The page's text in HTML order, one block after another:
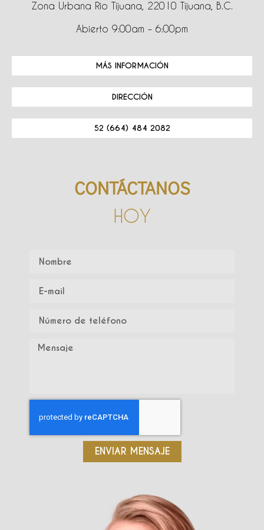
Zona Urbana Rio Tijuana, 22010 Tijuana, B.C.
Abierto 9:00am – 6:00pm
MÁS INFORMACIÓN
DIRECCIÓN
52 (664) 484 2082
CONTÁCTANOS
HOY
ENVIAR MENSAJE